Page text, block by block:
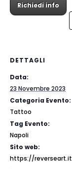
Richiedi info
DETTAGLI
Data:
23 Novembre 2023
Categoria Evento:
Tattoo
Tag Evento:
Napoli
Sito web:
https://